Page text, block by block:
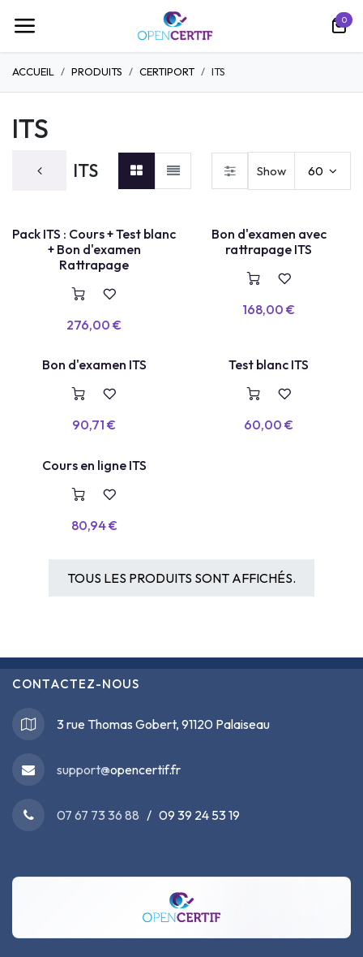
0
ACCUEIL PRODUITS CERTIPORT ITS
ITS
ITS Show 60
TEST LABEL
Pack ITS : Cours + Test blanc
+ Bon d'examen
Rattrapage
276,00 €
E
X
AM
E
N
+
R
E
P
A
S
S
A
GE
Bon d'examen avec
rattrapage ITS
168,00 €
VOUCHER
Bon d'examen ITS
90,71 €
TEST BLANCTest blanc ITS
60,00 €
COURS EN LIGNE
Cours en ligne ITS
80,94€
TOUS LES PRODUITS SONT AFFICHÉS.
CONTACTEZ-NOUS
3 rue Thomas Gobert, 91120 Palaiseau
support@opencertif.fr
07 67 73 36 88 / 09 39 24 53 19